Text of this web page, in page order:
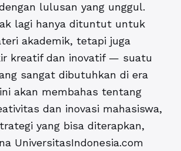
lulusan yang unggul.
lagi hanya dituntut untuk
akademik, tetapi juga
kreatif dan inovatif — suatu
sangat dibutuhkan di era
akan membahas tentang
dan inovasi mahasiswa,
yang bisa diterapkan,
UniversitasIndonesia.com